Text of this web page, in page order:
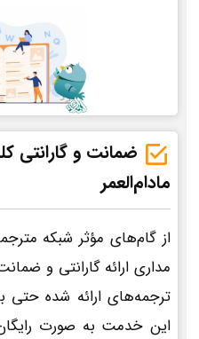
ضمانت و گارانتی
مادام‌العمر
از گام‌های مؤثر شبکه
مداری ارائه گارانتی و
ترجمه‌های ارائه شده
این خدمت به صورت رایگان